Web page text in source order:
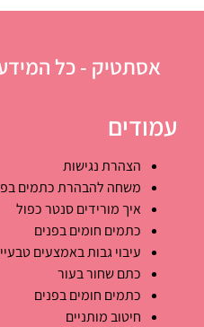
אסתטיק - כל
עמודים
הצהרת נגישות
משחה להבהרת כתמים
איך מורידים סנטר כפול
כתמים חומים בפנים
עיבוי גבות באמצעים
כתם שחור בעור
כתמים חומים בפנים
חיטוב מותניים